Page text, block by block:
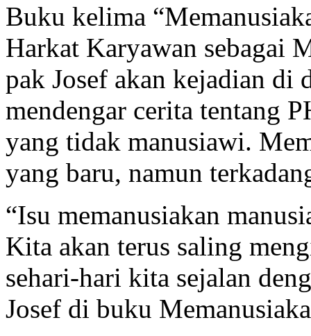
Buku kelima
Harkat Karyawan sebagai
pak Josef akan kejadian
mendengar cerita tentang
yang tidak manusiawi.
yang baru, namun
“Isu memanusiakan
Kita akan terus saling
sehari-hari kita sejalan
Josef di buku